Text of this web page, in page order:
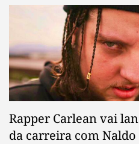
Rapper Carlean vai
da carreira com